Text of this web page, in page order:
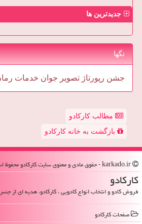
جدیدترین ها
تگها
جشن رپورتاژ تصویر جوان خدمات
مطالب کارکادو
بازگشت به خانه کارکادو
كاركادو
فروش کادو و انتخاب انواع کادویی ، کارکادو، هدیه ای از
صفحات كاركادو